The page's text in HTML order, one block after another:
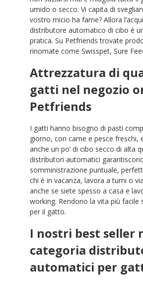
umido o secco. Vi capita di
vostro micio ha fame? Allora
distributore automatico di cibo è
pratica. Su Petfriends trovate
rinomate come Swisspet, Sure
Attrezzatura di
gatti nel negozio
Petfriends
I gatti hanno bisogno di pasti
giorno, con carne e pesce freschi,
anche un po’ di cibo secco di alta
distributori automatici
somministrazione puntuale,
chi è in vacanza, lavora a turni o
anche se siete spesso a casa e
working. Rendono la vita più facile
per il gatto.
I nostri best seller
categoria
automatici per